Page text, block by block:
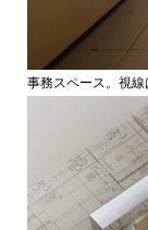
事務スペース。視線